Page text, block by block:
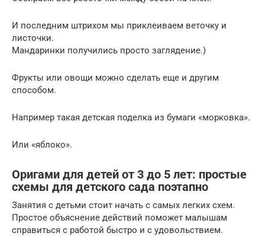
И последним штрихом мы приклеиваем веточку и
листочки.
Мандаринки получились просто заглядение.)
Фрукты или овощи можно сделать еще и другим
способом.
Например такая детская поделка из бумаги «морковка».
Или «яблоко».
Оригами для детей от 3 до 5 лет: простые
схемы для детского сада поэтапно
Занятия с детьми стоит начать с самых легких схем.
Простое объяснение действий поможет малышам
справиться с работой быстро и с удовольствием.